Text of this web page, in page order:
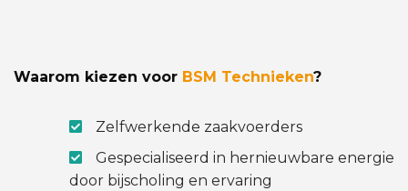
Waarom kiezen voor BSM Technieken?
Zelfwerkende zaakvoerders
Gespecialiseerd in hernieuwbare energie
door bijscholing en ervaring